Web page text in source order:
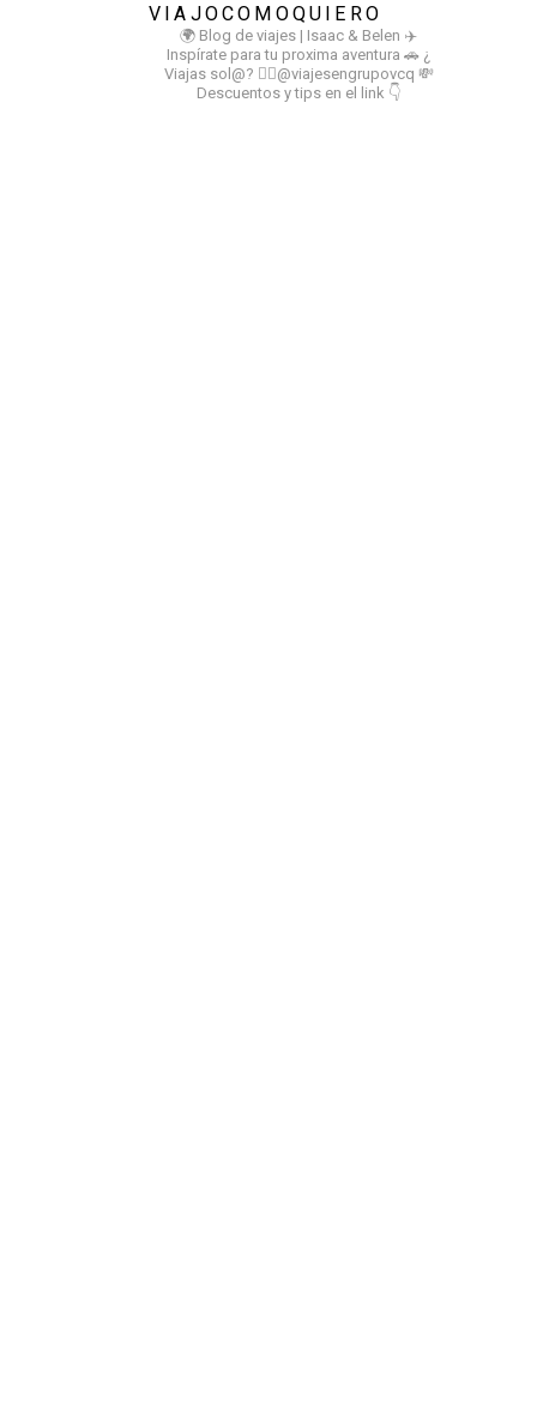
VIAJOCOMOQUIERO
🌍 Blog de viajes | Isaac & Belen ✈️
Inspírate para tu proxima aventura 🚗 ¿
Viajas sol@? 👉🏻@viajesengrupovcq 💸
Descuentos y tips en el link 👇